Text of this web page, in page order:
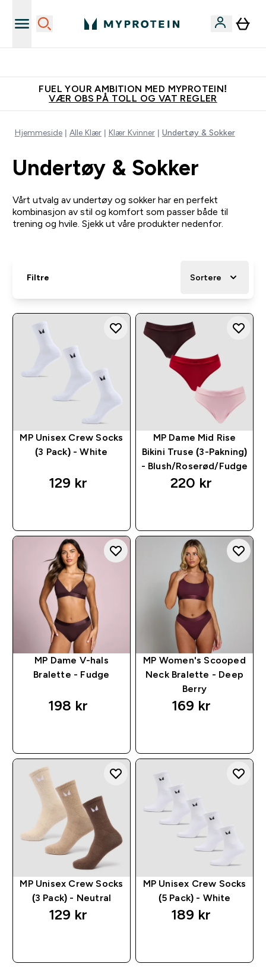
FUEL YOUR AMBITION MED MYPROTEIN!
VÆR OBS PÅ TOLL OG VAT REGLER
Hjemmeside Alle Klær Klær Kvinner Undertøy & Sokker
Undertøy & Sokker
Vårt utvalg av undertøy og sokker har en perfekt
kombinasjon av stil og komfort som passer både til
trening og hvile. Sjekk ut våre produkter nedenfor.
Filtre Sortere
MP Unisex Crew Socks
(3 Pack) - White
129 kr‎
MP Dame Mid Rise
Bikini Truse (3-Pakning)
- Blush/Roserød/Fudge
220 kr‎
MP Dame V-hals
Bralette - Fudge
198 kr‎
MP Women's Scooped
Neck Bralette - Deep
Berry
169 kr‎
MP Unisex Crew Socks
(3 Pack) - Neutral
129 kr‎
MP Unisex Crew Socks
(5 Pack) - White
189 kr‎